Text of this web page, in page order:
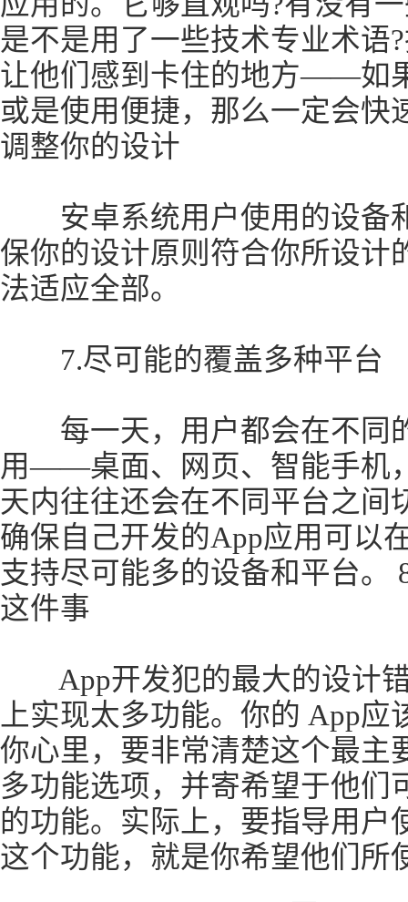
是不是用了一些技术专业术语
让他们感到卡住的地方——如
或是使用便捷，那么一定会快
调整你的设计
安卓系统用户使用的设备
保你的设计原则符合你所设计
法适应全部。
7.尽可能的覆盖多种平台
每一天，用户都会在不同
用——桌面、网页、智能手机
天内往往还会在不同平台之间
确保自己开发的App应用可以
支持尽可能多的设备和平台。
这件事
App开发犯的最大的设计错
上实现太多功能。你的 App
你心里，要非常清楚这个最主
多功能选项，并寄希望于他们
的功能。实际上，要指导用户
这个功能，就是你希望他们所